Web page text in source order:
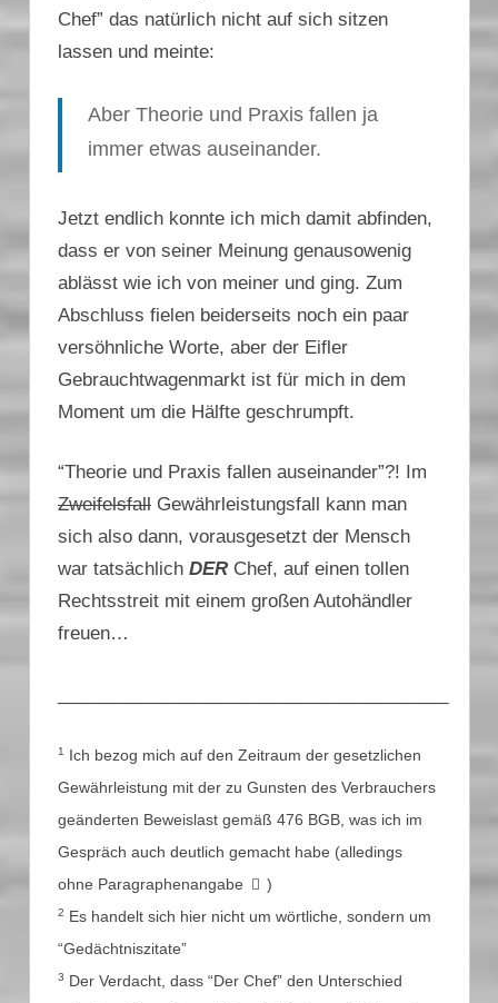
Chef” das natürlich nicht auf sich sitzen
lassen und meinte:
Aber Theorie und Praxis fallen ja
immer etwas auseinander.
Jetzt endlich konnte ich mich damit abfinden,
dass er von seiner Meinung genausowenig
ablässt wie ich von meiner und ging. Zum
Abschluss fielen beiderseits noch ein paar
versöhnliche Worte, aber der Eifler
Gebrauchtwagenmarkt ist für mich in dem
Moment um die Hälfte geschrumpft.
“Theorie und Praxis fallen auseinander”?! Im
Zweifelsfall Gewährleistungsfall kann man
sich also dann, vorausgesetzt der Mensch
war tatsächlich DER Chef, auf einen tollen
Rechtsstreit mit einem großen Autohändler
freuen…
1
Ich bezog mich auf den Zeitraum der gesetzlichen
Gewährleistung mit der zu Gunsten des Verbrauchers
geänderten Beweislast gemäß 476 BGB, was ich im
Gespräch auch deutlich gemacht habe (alledings
ohne Paragraphenangabe
)
2
Es handelt sich hier nicht um wörtliche, sondern um
“Gedächtniszitate”
3
Der Verdacht, dass “Der Chef” den Unterschied